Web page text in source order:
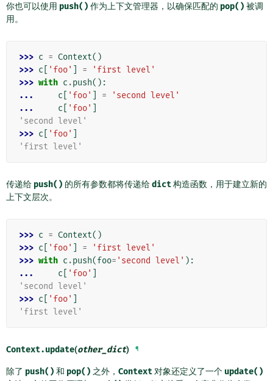
你也可以使用 push() 作为上下文管理器，以确保匹配的 pop() 被调
用。
>>> c = Context()
>>> c 'foo' =
'first level'
>>> with c .push():
...
c 'foo' =
'second level'
...
c 'foo'
'second level'
>>> c 'foo'
'first level'
传递给 push() 的所有参数都将传递给dict构造函数，用于建立新的
上下文层次。
>>> c = Context()
>>> c 'foo' =
'first level'
>>> with c .push(foo= 'second level' ):
...
c 'foo'
'second level'
>>> c 'foo'
'first level'
Context.update(other_dict) ¶
除了 push() 和 pop() 之外， Context 对象还定义了一个 update()